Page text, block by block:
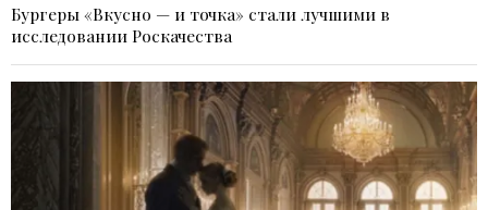
Бургеры «Вкусно — и точка» стали лучшими в
исследовании Роскачества